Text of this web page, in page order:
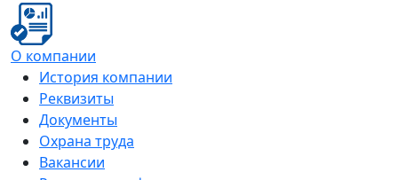
О компании
История компании
Реквизиты
Документы
Охрана труда
Вакансии